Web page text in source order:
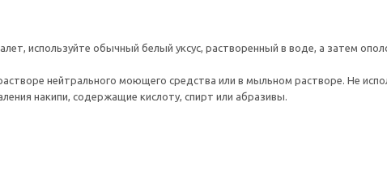
используйте обычный белый уксус, растворенный в воде, а затем
нейтрального моющего средства или в мыльном растворе. Не
накипи, содержащие кислоту, спирт или абразивы.